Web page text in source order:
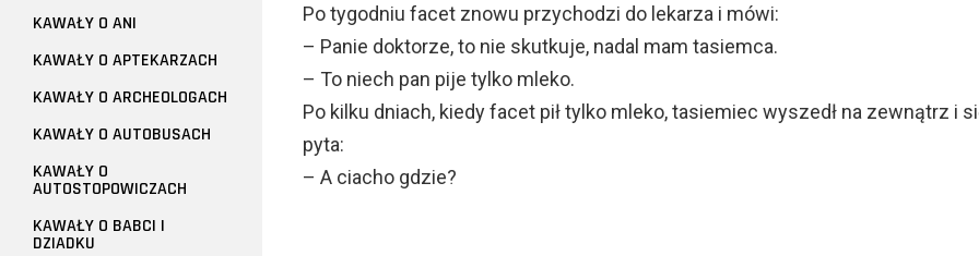
Po tygodniu facet znowu przychodzi do lekarza i mówi:
– Panie doktorze, to nie skutkuje, nadal mam tasiemca.
– To niech pan pije tylko mleko.
Po kilku dniach, kiedy facet pił tylko mleko, tasiemiec wyszedł na zewnątrz i
pyta:
– A ciacho gdzie?
KAWAŁY O ANI
KAWAŁY O APTEKARZACH
KAWAŁY O ARCHEOLOGACH
KAWAŁY O AUTOBUSACH
KAWAŁY O
AUTOSTOPOWICZACH
KAWAŁY O BABCI I
DZIADKU